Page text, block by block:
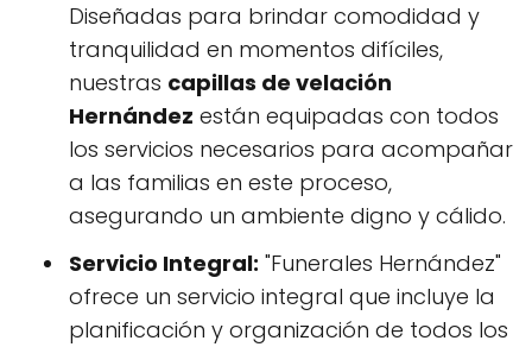
Diseñadas para brindar comodidad y
tranquilidad en momentos difíciles,
nuestras capillas de velación
Hernández están equipadas con todos
los servicios necesarios para acompañar
a las familias en este proceso,
asegurando un ambiente digno y cálido.
Servicio Integral: "Funerales Hernández"
ofrece un servicio integral que incluye la
planificación y organización de todos los